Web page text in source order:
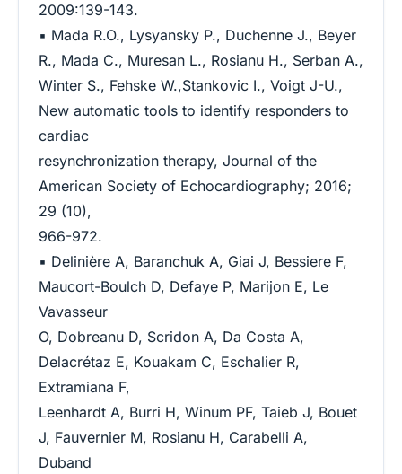
2009:139-143.
▪ Mada R.O., Lysyansky P., Duchenne J., Beyer
R., Mada C., Muresan L., Rosianu H., Serban A.,
Winter S., Fehske W.,Stankovic I., Voigt J-U.,
New automatic tools to identify responders to
cardiac
resynchronization therapy, Journal of the
American Society of Echocardiography; 2016;
29 (10),
966-972.
▪ Delinière A, Baranchuk A, Giai J, Bessiere F,
Maucort-Boulch D, Defaye P, Marijon E, Le
Vavasseur
O, Dobreanu D, Scridon A, Da Costa A,
Delacrétaz E, Kouakam C, Eschalier R,
Extramiana F,
Leenhardt A, Burri H, Winum PF, Taieb J, Bouet
J, Fauvernier M, Rosianu H, Carabelli A,
Duband